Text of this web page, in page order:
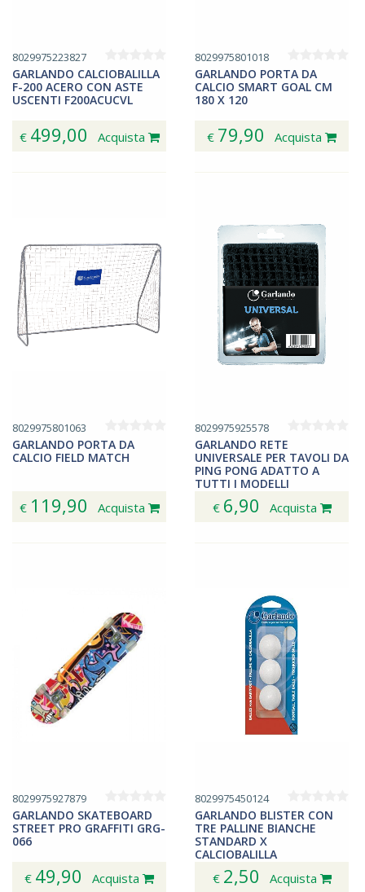
8029975223827
GARLANDO CALCIOBALILLA
F-200 ACERO CON ASTE
USCENTI F200ACUCVL
€ 499,00 Acquista
8029975801018
GARLANDO PORTA DA
CALCIO SMART GOAL CM
180 X 120
€ 79,90 Acquista
8029975801063
GARLANDO PORTA DA
CALCIO FIELD MATCH
€ 119,90 Acquista
8029975925578
GARLANDO RETE
UNIVERSALE PER TAVOLI DA
PING PONG ADATTO A
TUTTI I MODELLI
€ 6,90 Acquista
8029975927879
GARLANDO SKATEBOARD
STREET PRO GRAFFITI GRG-
066
€ 49,90 Acquista
8029975450124
GARLANDO BLISTER CON
TRE PALLINE BIANCHE
STANDARD X
CALCIOBALILLA
€ 2,50 Acquista